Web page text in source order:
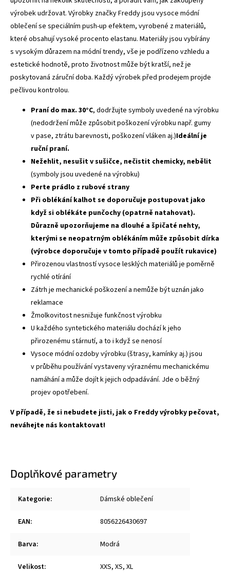
výrobek udržovat. Výrobky značky Freddy jsou vysoce módní
oblečení se speciálním push-up efektem, vyrobené z materiálů,
které obsahují vysoké procento elastanu. Materiály jsou vybírány
s vysokým důrazem na módní trendy, vše je podřízeno vzhledu a
estetické hodnotě, proto životnost může být kratší, než je
poskytovaná záruční doba. Každý výrobek před prodejem projde
pečlivou kontrolou.
Praní do max. 30°C, dodržujte symboly uvedené na výrobku
(nedodržení může způsobit poškození výrobku např. gumy
v pase, ztrátu barevnosti, poškození vláken aj.)Ideální je
ruční praní.
Nežehlit, nesušit v sušičce, nečistit chemicky, nebělit
(symboly jsou uvedené na výrobku)
Perte prádlo z rubové strany
Při oblékání kalhot se doporučuje postupovat jako
když si oblékáte punčochy (opatrně natahovat).
Důrazně upozorňujeme na dlouhé a špičaté nehty,
kterými se neopatrným oblékáním může způsobit dírka
(výrobce doporučuje v tomto případě použít rukavice)
Přirozenou vlastností vysoce lesklých materiálů je poměrně
rychlé otírání
Zátrh je mechanické poškození a nemůže být uznán jako
reklamace
Žmolkovitost nesnižuje funkčnost výrobku
U každého syntetického materiálu dochází k jeho
přirozenému stárnutí, a to i když se nenosí
Vysoce módní ozdoby výrobku (štrasy, kamínky aj.) jsou
v průběhu používání vystaveny výraznému mechanickému
namáhání a může dojít k jejich odpadávání. Jde o běžný
projev opotřebení.
V případě, že si nebudete jisti, jak o Freddy výrobky pečovat,
neváhejte nás kontaktovat!
Doplňkové parametry
Kategorie: Dámské oblečení
EAN: 8056226430697
Barva: Modrá
Velikost: XXS, XS, XL